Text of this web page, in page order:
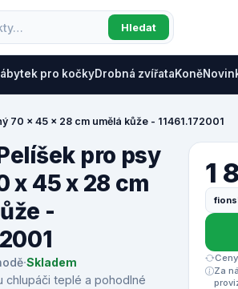
Hledat
pro kočkyDrobná zvířataKoně
70 x 45 x 28 cm umělá kůže - 11461.172001
pro psy
x 45 x 28 cm
-
·Skladem
chlupáči teplé a pohodlné
1
Za